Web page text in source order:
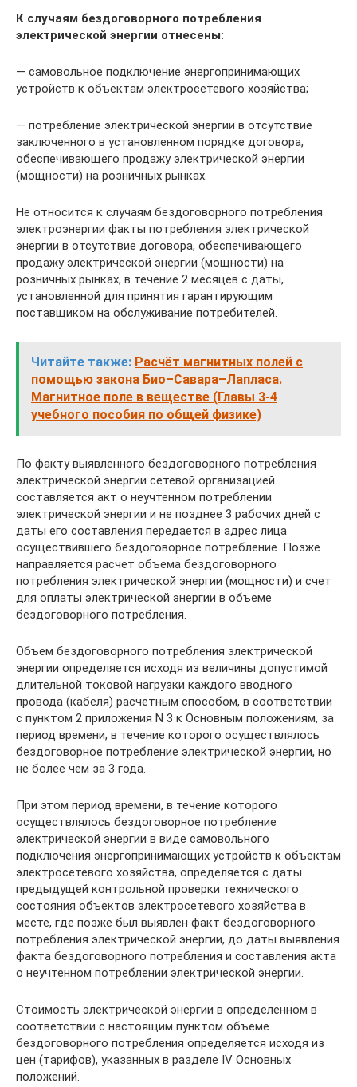
К случаям бездоговорного потребления
электрической энергии отнесены:
— самовольное подключение энергопринимающих
устройств к объектам электросетевого хозяйства;
— потребление электрической энергии в отсутствие
заключенного в установленном порядке договора,
обеспечивающего продажу электрической энергии
(мощности) на розничных рынках.
Не относится к случаям бездоговорного потребления
электроэнергии факты потребления электрической
энергии в отсутствие договора, обеспечивающего
продажу электрической энергии (мощности) на
розничных рынках, в течение 2 месяцев с даты,
установленной для принятия гарантирующим
поставщиком на обслуживание потребителей.
Читайте также: Расчёт магнитных полей с
помощью закона Био–Савара–Лапласа.
Магнитное поле в веществе (Главы 3-4
учебного пособия по общей физике)
По факту выявленного бездоговорного потребления
электрической энергии сетевой организацией
составляется акт о неучтенном потреблении
электрической энергии и не позднее 3 рабочих дней с
даты его составления передается в адрес лица
осуществившего бездоговорное потребление. Позже
направляется расчет объема бездоговорного
потребления электрической энергии (мощности) и счет
для оплаты электрической энергии в объеме
бездоговорного потребления.
Объем бездоговорного потребления электрической
энергии определяется исходя из величины допустимой
длительной токовой нагрузки каждого вводного
провода (кабеля) расчетным способом, в соответствии
с пунктом 2 приложения N 3 к Основным положениям, за
период времени, в течение которого осуществлялось
бездоговорное потребление электрической энергии, но
не более чем за 3 года.
При этом период времени, в течение которого
осуществлялось бездоговорное потребление
электрической энергии в виде самовольного
подключения энергопринимающих устройств к объектам
электросетевого хозяйства, определяется с даты
предыдущей контрольной проверки технического
состояния объектов электросетевого хозяйства в
месте, где позже был выявлен факт бездоговорного
потребления электрической энергии, до даты выявления
факта бездоговорного потребления и составления акта
о неучтенном потреблении электрической энергии.
Стоимость электрической энергии в определенном в
соответствии с настоящим пунктом объеме
бездоговорного потребления определяется исходя из
цен (тарифов), указанных в разделе IV Основных
положений.